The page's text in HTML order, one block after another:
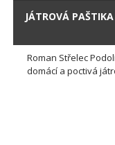
JÁTROVÁ
Roman Střelec
domácí a poctivá